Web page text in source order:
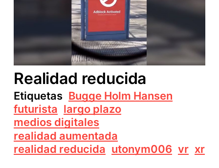
Realidad reducida
Etiquetas Bugge Holm Hansen
futurista largo plazo
medios digitales
realidad aumentada
realidad reducida utonym006 vr xr